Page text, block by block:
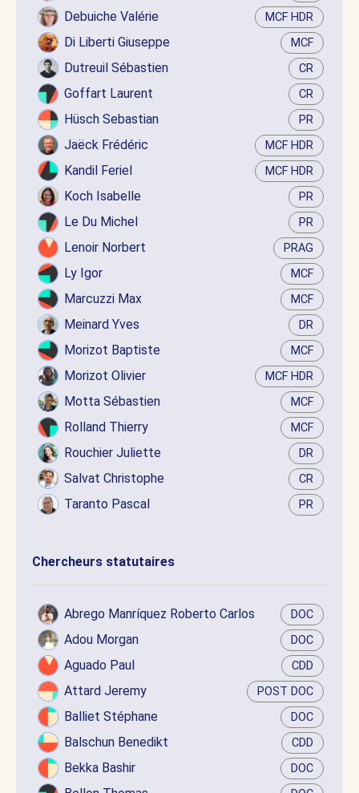
Debuiche Valérie MCF HDR
Di Liberti Giuseppe MCF
Dutreuil Sébastien CR
Goffart Laurent CR
Hüsch Sebastian PR
Jaëck Frédéric MCF HDR
Kandil Feriel MCF HDR
Koch Isabelle PR
Le Du Michel PR
Lenoir Norbert PRAG
Ly Igor MCF
Marcuzzi Max MCF
Meinard Yves DR
Morizot Baptiste MCF
Morizot Olivier MCF HDR
Motta Sébastien MCF
Rolland Thierry MCF
Rouchier Juliette DR
Salvat Christophe CR
Taranto Pascal PR
Chercheurs statutaires
Abrego Manríquez Roberto Carlos DOC
Adou Morgan DOC
Aguado Paul CDD
Attard Jeremy POST DOC
Balliet Stéphane DOC
Balschun Benedikt CDD
Bekka Bashir DOC